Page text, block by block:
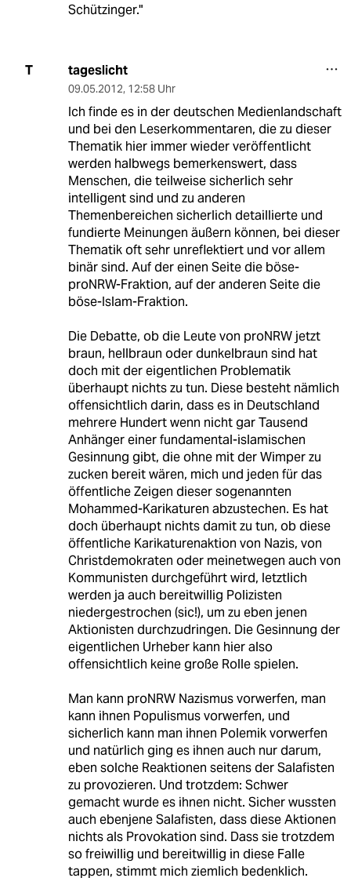
Schützinger."
T tageslicht
09.05.2012, 12:58 Uhr
Ich finde es in der deutschen Medienlandschaft
und bei den Leserkommentaren, die zu dieser
Thematik hier immer wieder veröffentlicht
werden halbwegs bemerkenswert, dass
Menschen, die teilweise sicherlich sehr
intelligent sind und zu anderen
Themenbereichen sicherlich detaillierte und
fundierte Meinungen äußern können, bei dieser
Thematik oft sehr unreflektiert und vor allem
binär sind. Auf der einen Seite die böse-
proNRW-Fraktion, auf der anderen Seite die
böse-Islam-Fraktion.
Die Debatte, ob die Leute von proNRW jetzt
braun, hellbraun oder dunkelbraun sind hat
doch mit der eigentlichen Problematik
überhaupt nichts zu tun. Diese besteht nämlich
offensichtlich darin, dass es in Deutschland
mehrere Hundert wenn nicht gar Tausend
Anhänger einer fundamental-islamischen
Gesinnung gibt, die ohne mit der Wimper zu
zucken bereit wären, mich und jeden für das
öffentliche Zeigen dieser sogenannten
Mohammed-Karikaturen abzustechen. Es hat
doch überhaupt nichts damit zu tun, ob diese
öffentliche Karikaturenaktion von Nazis, von
Christdemokraten oder meinetwegen auch von
Kommunisten durchgeführt wird, letztlich
werden ja auch bereitwillig Polizisten
niedergestrochen (sic!), um zu eben jenen
Aktionisten durchzudringen. Die Gesinnung der
eigentlichen Urheber kann hier also
offensichtlich keine große Rolle spielen.
Man kann proNRW Nazismus vorwerfen, man
kann ihnen Populismus vorwerfen, und
sicherlich kann man ihnen Polemik vorwerfen
und natürlich ging es ihnen auch nur darum,
eben solche Reaktionen seitens der Salafisten
zu provozieren. Und trotzdem: Schwer
gemacht wurde es ihnen nicht. Sicher wussten
auch ebenjene Salafisten, dass diese Aktionen
nichts als Provokation sind. Dass sie trotzdem
so freiwillig und bereitwillig in diese Falle
tappen, stimmt mich ziemlich bedenklich.